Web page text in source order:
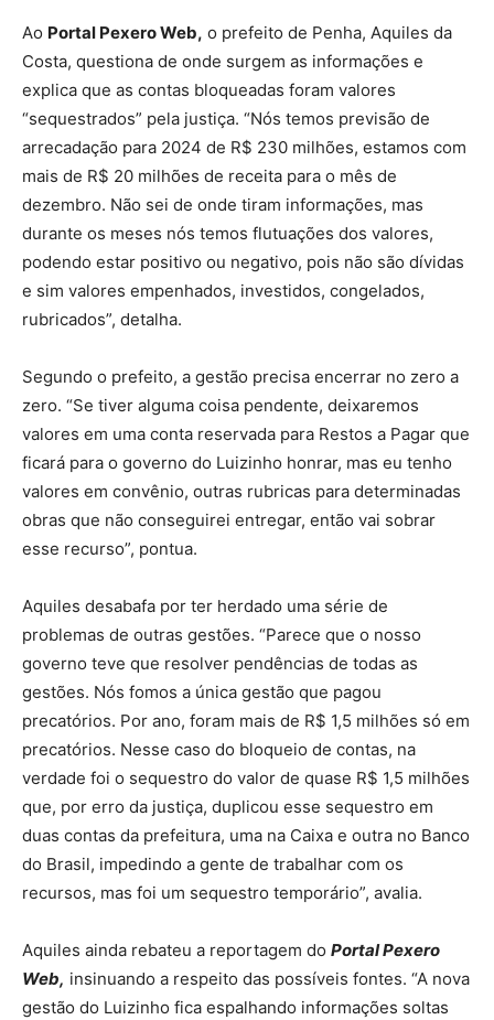
Ao Portal Pexero Web, o prefeito de Penha, Aquiles da
Costa, questiona de onde surgem as informações e
explica que as contas bloqueadas foram valores
“sequestrados” pela justiça. “Nós temos previsão de
arrecadação para 2024 de R$ 230 milhões, estamos com
mais de R$ 20 milhões de receita para o mês de
dezembro. Não sei de onde tiram informações, mas
durante os meses nós temos flutuações dos valores,
podendo estar positivo ou negativo, pois não são dívidas
e sim valores empenhados, investidos, congelados,
rubricados”, detalha.
Segundo o prefeito, a gestão precisa encerrar no zero a
zero. “Se tiver alguma coisa pendente, deixaremos
valores em uma conta reservada para Restos a Pagar que
ficará para o governo do Luizinho honrar, mas eu tenho
valores em convênio, outras rubricas para determinadas
obras que não conseguirei entregar, então vai sobrar
esse recurso”, pontua.
Aquiles desabafa por ter herdado uma série de
problemas de outras gestões. “Parece que o nosso
governo teve que resolver pendências de todas as
gestões. Nós fomos a única gestão que pagou
precatórios. Por ano, foram mais de R$ 1,5 milhões só em
precatórios. Nesse caso do bloqueio de contas, na
verdade foi o sequestro do valor de quase R$ 1,5 milhões
que, por erro da justiça, duplicou esse sequestro em
duas contas da prefeitura, uma na Caixa e outra no Banco
do Brasil, impedindo a gente de trabalhar com os
recursos, mas foi um sequestro temporário”, avalia.
Aquiles ainda rebateu a reportagem do Portal Pexero
Web, insinuando a respeito das possíveis fontes. “A nova
gestão do Luizinho fica espalhando informações soltas